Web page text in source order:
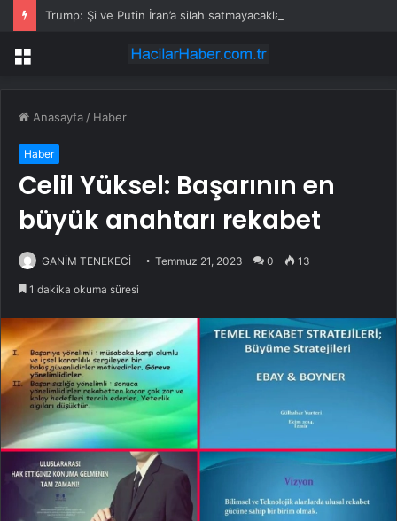
Trump: Şi ve Putin İran’a silah satmayacaklarını söyledi
Menü
Anasayfa / Haber
Haber
Celil Yüksel: Başarının en
büyük anahtarı rekabet
GANİM TENEKECİ Temmuz 21, 2023 0 13
1 dakika okuma süresi